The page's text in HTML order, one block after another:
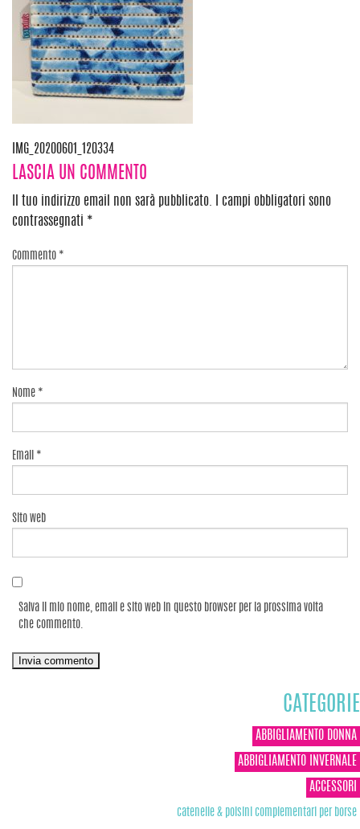
Navigazione
articoli
IMG_20200601_120334
LASCIA UN COMMENTO
Il tuo indirizzo email non sarà pubblicato.
I campi obbligatori sono
contrassegnati *
Commento *
Nome *
Email *
Sito web
Salva il mio nome, email e sito web in questo browser per la prossima volta
che commento.
CATEGORIE
ABBIGLIAMENTO DONNA
ABBIGLIAMENTO INVERNALE
ACCESSORI
catenelle & polsini complementari per borse